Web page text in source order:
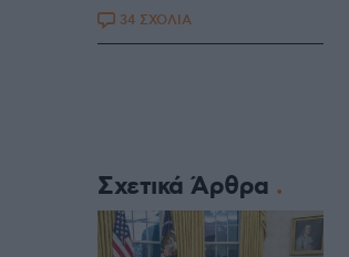
34 ΣΧΟΛΙΑ
Σχετικά Άρθρα